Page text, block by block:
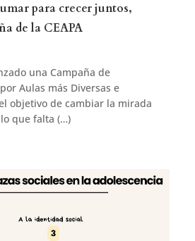
para crecer juntos,
de la CEAPA
una Campaña de
Aulas más Diversas e
objetivo de cambiar la mirada
que falta (…)